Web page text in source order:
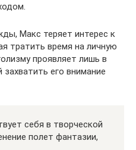
Макс теряет интерес к
тратить время на личную
проявляет лишь в
его внимание
себя в творческой
полет фантазии,